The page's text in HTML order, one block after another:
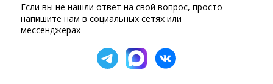
Если вы не нашли ответ на свой вопрос, просто
напишите нам в социальных сетях или
мессенджерах